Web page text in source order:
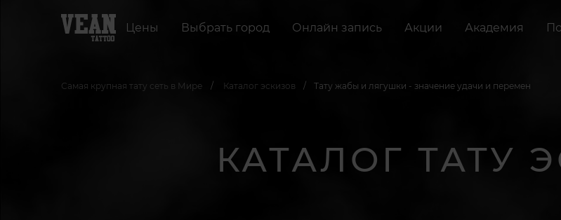
Цены Выбрать город Онлайн запись Акции Академия
Самая крупная тату сеть в Мире Каталог эскизов Тату жабы и лягушки - значение удачи и перемен
КАТАЛОГ ТАТУ